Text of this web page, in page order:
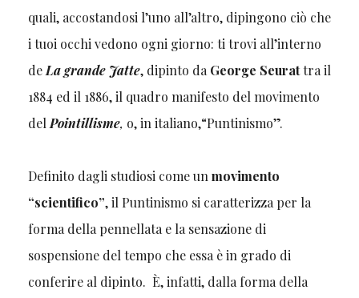
quali, accostandosi l’uno all’altro, dipingono ciò che
i tuoi occhi vedono ogni giorno: ti trovi all’interno
de La grande Jatte, dipinto da George Seurattra il
1884 ed il 1886, il quadro manifesto del movimento
del Pointillisme, o, in italiano,“Puntinismo”.
Definito dagli studiosi come un movimento
“scientifico”, il Puntinismo si caratterizza per la
forma della pennellata e la sensazione di
sospensione del tempo che essa è in grado di
conferire al dipinto. È, infatti, dalla forma della